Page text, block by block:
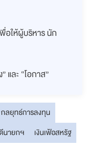
อให้ผู้บริหาร นัก
และ “โอกาส”
กลยุทธ์การลงทุน
นายกฯ
เงินเฟ้อสหรัฐ